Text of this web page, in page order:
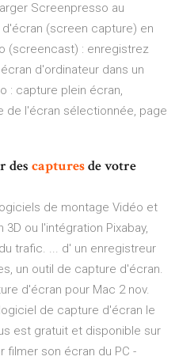
Screenpresso au
(screen capture) en
(screencast) : enregistrez
d'ordinateur dans un
: capture plein écran,
de l'écran sélectionnée, page
des capturesde votre
de montage Vidéo et
ou l'intégration Pixabay,
trafic. ... d' un enregistreur
un outil de capture d'écran.
d'écran pour Mac 2 nov.
de capture d'écran le
est gratuit et disponible sur
filmer son écran du PC -